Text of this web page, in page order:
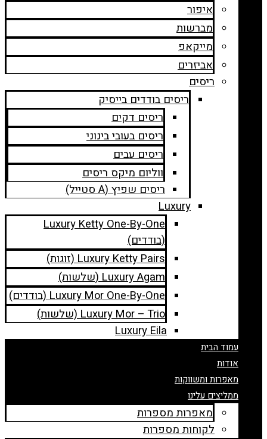
איפור
מברשות
מייקאפ
אביזרים
ריסים
ריסים בודדים בייסיק
ריסים דקים
ריסים בעובי בינוני
ריסים עבים
ווליום מיקס ריסים
ריסים שפיץ (A סטייל)
Luxury
Luxury Ketty One-By-One
(בודדים)
Luxury Ketty Pairs (זוגות)
Luxury Agam (שלשות)
Luxury Mor One-By-One (בודדים)
Luxury Mor – Trio (שלשות)
Luxury Eila
עמוד הבית
אודות
מאפרות ומשווקות
ממליצים עלינו
מאפרות מספרות
לקוחות מספרות